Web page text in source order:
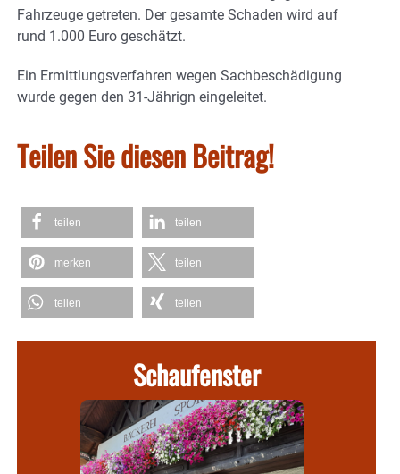
Fahrzeuge getreten. Der gesamte Schaden wird auf
rund 1.000 Euro geschätzt.
Ein Ermittlungsverfahren wegen Sachbeschädigung
wurde gegen den 31-Jährign eingeleitet.
Teilen Sie diesen Beitrag!
teilen teilen
merken teilen
teilen teilen
Schaufenster